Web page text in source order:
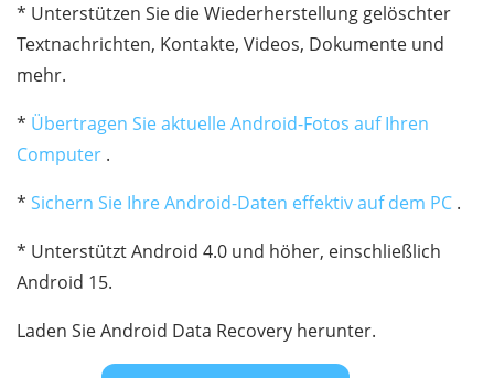
* Unterstützen Sie die Wiederherstellung gelöschter
Textnachrichten, Kontakte, Videos, Dokumente und
mehr.
* Übertragen Sie aktuelle Android-Fotos auf Ihren
Computer .
* Sichern Sie Ihre Android-Daten effektiv auf dem PC .
* Unterstützt Android 4.0 und höher, einschließlich
Android 15.
Laden Sie Android Data Recovery herunter.